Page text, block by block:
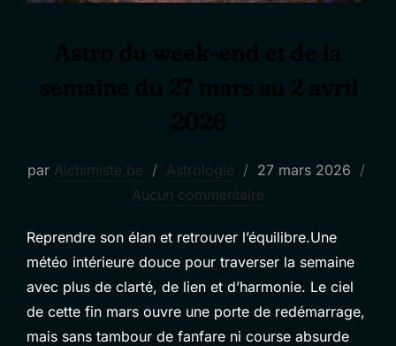
par Alchimiste.be Astrologie
Publié
le
27 mars 2026
Aucun commentaire
Reprendre son élan et retrouver l’équilibre.Une
météo intérieure douce pour traverser la semaine
avec plus de clarté, de lien et d’harmonie. Le ciel
de cette fin mars ouvre une porte de redémarrage,
mais sans tambour de fanfare ni course absurde